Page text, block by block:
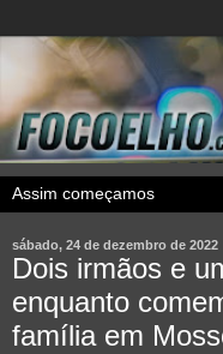
sábado, 24 de dezembro de 2022
Dois irmãos e
enquanto
família em